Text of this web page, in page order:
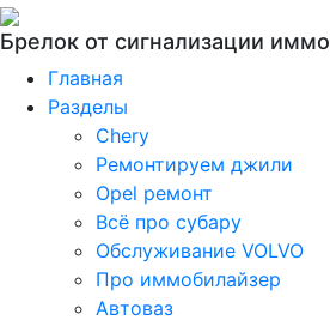
Брелок от сигнализации
Главная
Разделы
Chery
Ремонтируем джили
Opel ремонт
Всё про субару
Обслуживание VOLVO
Про иммобилайзер
Автоваз